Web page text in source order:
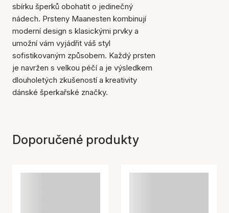
sbírku šperků obohatit o jedinečný
nádech. Prsteny Maanesten kombinují
moderní design s klasickými prvky a
umožní vám vyjádřit váš styl
sofistikovaným způsobem. Každý prsten
je navržen s velkou péčí a je výsledkem
dlouholetých zkušeností a kreativity
dánské šperkařské značky.
Doporučené produkty